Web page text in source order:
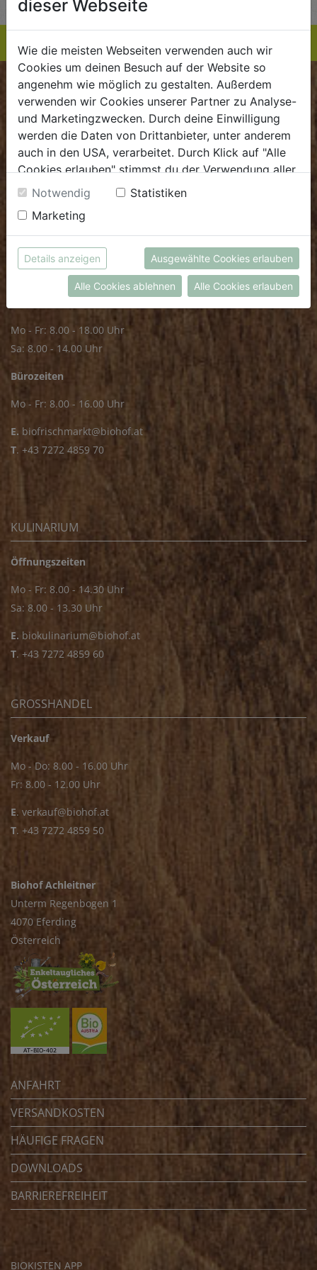
BIOKISTE
Kundenservice
Mo - Do: 8.00 - 16.00 Uhr
Fr: 8.00 - 15.00 Uhr
.dieBiokiste@biohof.at
.+43 7272 2597
FRISCHMARKT
Mo - Fr: 8.00 - 18.00 Uhr
Sa: 8.00 - 14.00 Uhr
Bürozeiten
Mo - Fr: 8.00 - 16.00 Uhr
E. biofrischmarkt@biohof.at
T. +43 7272 4859 70
KULINARIUM
Öffnungszeiten
Mo - Fr: 8.00 - 14.30 Uhr
Sa: 8.00 - 13.30 Uhr
E. biokulinarium@biohof.at
T. +43 7272 4859 60
GROSSHANDEL
Verkauf
Mo - Do: 8.00 - 16.00 Uhr
Fr: 8.00 - 12.00 Uhr
E. verkauf@biohof.at
T. +43 7272 4859 50
Biohof Achleitner
Unterm Regenbogen 1
4070 Eferding
Österreich
ANFAHRT
VERSANDKOSTEN
HÄUFIGE FRAGEN
DOWNLOADS
BARRIEREFREIHEIT
BIOKISTEN APP
dieser Webseite
Wie die meisten Webseiten verwenden auch wir
Cookies um deinen Besuch auf der Website so
angenehm wie möglich zu gestalten. Außerdem
verwenden wir Cookies unserer Partner zu Analyse-
und Marketingzwecken. Durch deine Einwilligung
werden die Daten von Drittanbieter, unter anderem
auch in den USA, verarbeitet. Durch Klick auf "Alle
Cookies erlauben" stimmst du der Verwendung aller
Cookies zu. Unter "Details anzeigen" findest du alle
Infos zu den unterschiedlichen Cookies, du kannst
auch entscheiden, welche Cookies du erlauben
möchtest.
Weitere Informationen findest du in unserer
Datenschutzerklärung
bzw. imImpressum
Notwendig
Statistiken
Marketing
Details anzeigen Ausgewählte Cookies erlauben
Alle Cookies ablehnen Alle Cookies erlauben